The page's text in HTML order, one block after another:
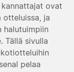
ovat
otteluissa, ja
halutuimpiin
Tällä sivulla
pelaa